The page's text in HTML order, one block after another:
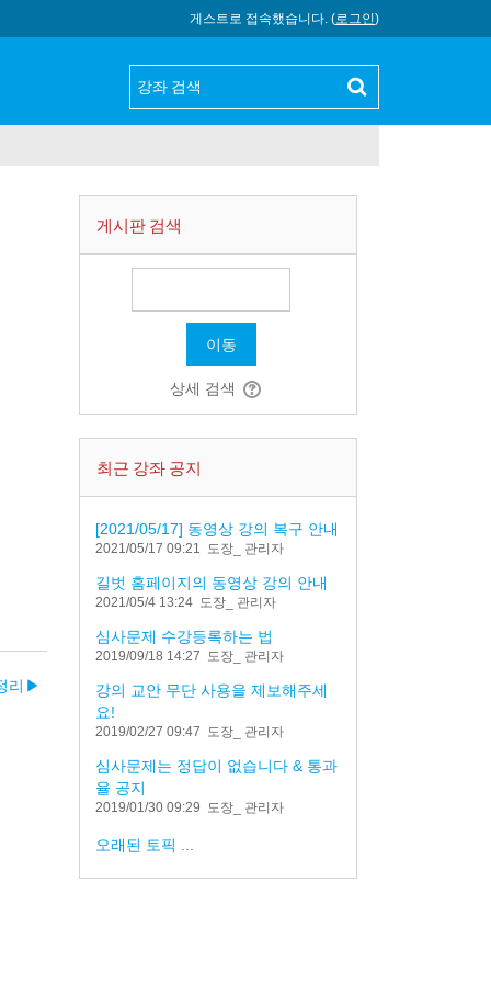
게스트로 접속했습니다. (로그인)
리 ▶︎
게시판 검색
이동
상세 검색
최근 강좌 공지
2021/05/17 09:21 도장_ 관리자
[2021/05/17] 동영상 강의 복구 안내
2021/05/4 13:24 도장_ 관리자
길벗 홈페이지의 동영상 강의 안내
2019/09/18 14:27 도장_ 관리자
심사문제 수강등록하는 법
2019/02/27 09:47 도장_ 관리자
강의 교안 무단 사용을 제보해주세
요!
2019/01/30 09:29 도장_ 관리자
심사문제는 정답이 없습니다 & 통과
율 공지
오래된 토픽